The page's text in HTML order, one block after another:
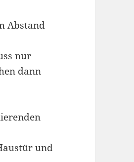
Abstand
nur
dann
und